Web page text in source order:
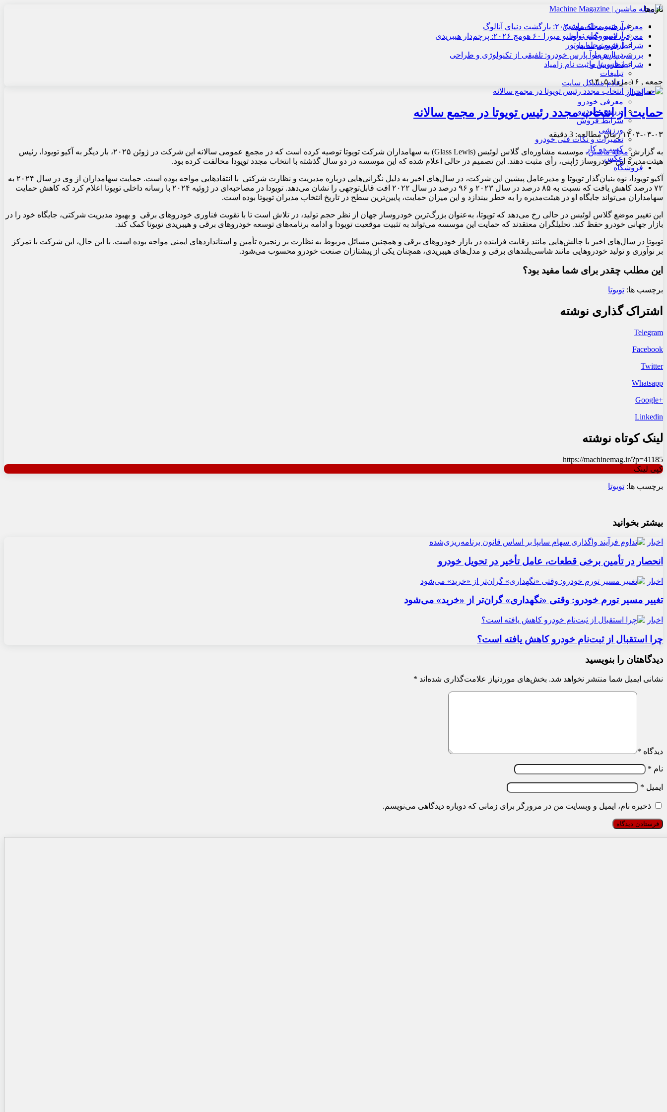
آرشیو مجله ماشین
آرشیو مجله نوآور
آرشیو مجله موتور
درباره ما
تماس با ما
تبلیغات
اعلام مشکل سایت
اخبار
معرفی خودرو
بررسی خودرو
شرایط فروش
ورزشی
تعمیرات و نکات فنی خودرو
کسب و کار
عکس
فروشگاه
تازه‌ها
معرفی هنسی بلک‌برد ۲۰۳۰: بازگشت دنیای آنالوگ
معرفی لامبورگینی روئلتو میورا ۶۰ هومج ۲۰۲۶: پرچم‌دار هیبریدی
شرایط فروش سایپا
بررسی پارس نوآ پارس خودرو: تلفیقی از تکنولوژی و طراحی
شرایط فروش و ثبت نام زامیاد
جمعه , ۱۶ مرداد ۱۴۰۵
حمایت از انتخاب مجدد رئیس تویوتا در مجمع سالانه
۱۴۰۴-۰۳-۰۳زمان مطالعه: 3 دقیقه
به گزارشمجله ماشین
، موسسه مشاوره‌ای گلاس لوئیس (Glass Lewis) به سهامداران شرکت تویوتا توصیه کرده است که در مجمع عمومی سالانه این شرکت در ژوئن ۲۰۲۵، بار دیگر به آکیو تویودا، رئیس
هیئت‌مدیره این خودروساز ژاپنی، رأی مثبت دهند. این تصمیم در حالی اعلام شده که این موسسه در دو سال گذشته با انتخاب مجدد تویودا مخالفت کرده بود.
آکیو تویودا، نوه بنیان‌گذار تویوتا و مدیرعامل پیشین این شرکت، در سال‌های اخیر به دلیل نگرانی‌هایی درباره مدیریت و نظارت شرکتی با انتقادهایی مواجه بوده است. حمایت سهامداران از وی در سال ۲۰۲۴ به
۷۲ درصد کاهش یافت که نسبت به ۸۵ درصد در سال ۲۰۲۳ و ۹۶ درصد در سال ۲۰۲۲ افت قابل‌توجهی را نشان می‌دهد. تویودا در مصاحبه‌ای در ژوئیه ۲۰۲۴ با رسانه داخلی تویوتا اعلام کرد که کاهش حمایت
سهامداران می‌تواند جایگاه او در هیئت‌مدیره را به خطر بیندازد و این میزان حمایت، پایین‌ترین سطح در تاریخ انتخاب مدیران تویوتا بوده است.
این تغییر موضع گلاس لوئیس در حالی رخ می‌دهد که تویوتا، به‌عنوان بزرگ‌ترین خودروساز جهان از نظر حجم تولید، در تلاش است تا با تقویت فناوری خودروهای برقی و بهبود مدیریت شرکتی، جایگاه خود را در
بازار جهانی خودرو حفظ کند. تحلیلگران معتقدند که حمایت این موسسه می‌تواند به تثبیت موقعیت تویودا و ادامه برنامه‌های توسعه خودروهای برقی و هیبریدی تویوتا کمک کند.
تویوتا در سال‌های اخیر با چالش‌هایی مانند رقابت فزاینده در بازار خودروهای برقی و همچنین مسائل مربوط به نظارت بر زنجیره تأمین و استانداردهای ایمنی مواجه بوده است. با این حال، این شرکت با تمرکز
بر نوآوری و تولید خودروهایی مانند شاسی‌بلندهای برقی و مدل‌های هیبریدی، همچنان یکی از پیشتازان صنعت خودرو محسوب می‌شود.
این مطلب چقدر برای شما مفید بود؟
برچسب ها: تویوتا
اشتراک گذاری نوشته
Telegram
Facebook
Twitter
Whatsapp
+Google
Linkedin
لینک کوتاه نوشته
https://machinemag.ir/?p=41185
کپی لینک
برچسب ها: تویوتا
بیشتر بخوانید
اخبار
انحصار در تأمین برخی قطعات، عامل تأخیر در تحویل خودرو
اخبار
تغییر مسیر تورم خودرو: وقتی «نگهداری» گران‌تر از «خرید» می‌شود
اخبار
چرا استقبال از ثبت‌نام خودرو کاهش یافته است؟
دیدگاهتان را بنویسید
نشانی ایمیل شما منتشر نخواهد شد. بخش‌های موردنیاز علامت‌گذاری شده‌اند *
دیدگاه *
نام *
ایمیل *
ذخیره نام، ایمیل و وبسایت من در مرورگر برای زمانی که دوباره دیدگاهی می‌نویسم.